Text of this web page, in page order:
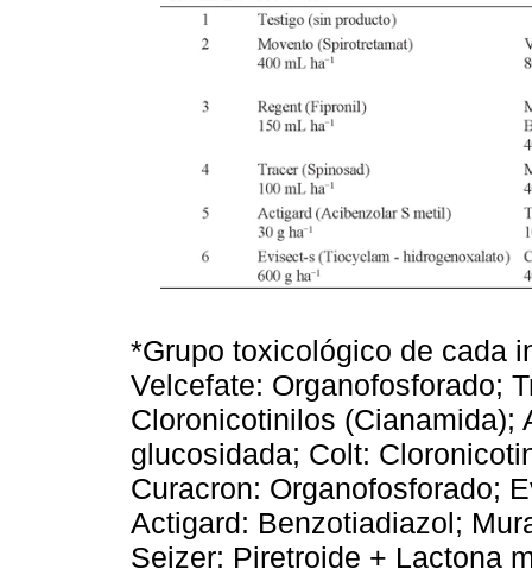
*Grupo toxicológico de cada
Velcefate: Organofosforado;
Cloronicotinilos (Cianamida);
glucosidada; Colt:
Curacron: Organofosforado;
Actigard: Benzotiadiazol;
Seizer: Piretroide + Lactona